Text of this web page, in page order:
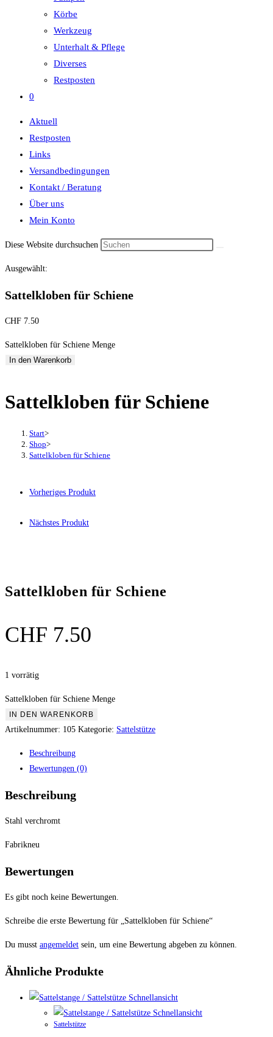
Körbe
Werkzeug
Unterhalt & Pflege
Diverses
Restposten
0
Aktuell
Restposten
Links
Versandbedingungen
Kontakt / Beratung
Über uns
Mein Konto
Diese Website durchsuchen
Ausgewählt:
Sattelkloben für Schiene
CHF 7.50
Sattelkloben für Schiene Menge
In den Warenkorb
Sattelkloben für Schiene
Start>
Shop>
Sattelkloben für Schiene
Vorheriges Produkt
Nächstes Produkt
Sattelkloben für Schiene
CHF 7.50
1 vorrätig
Sattelkloben für Schiene Menge
IN DEN WARENKORB
Artikelnummer: 105 Kategorie: Sattelstütze
Beschreibung
Bewertungen (0)
Beschreibung
Stahl verchromt
Fabrikneu
Bewertungen
Es gibt noch keine Bewertungen.
Schreibe die erste Bewertung für „Sattelkloben für Schiene“
Du musst angemeldet sein, um eine Bewertung abgeben zu können.
Ähnliche Produkte
Schnellansicht
Schnellansicht
Sattelstütze